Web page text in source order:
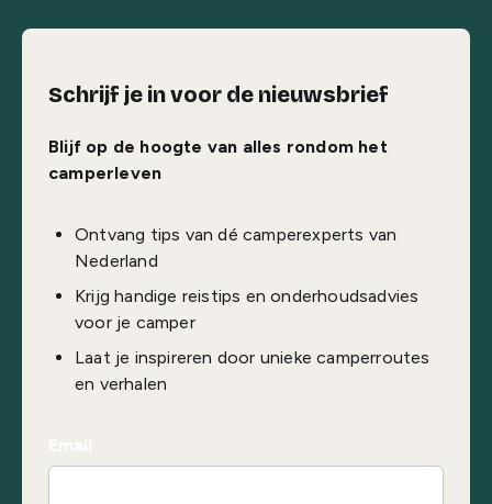
Schrijf je in voor de nieuwsbrief
Blijf op de hoogte van alles rondom het
camperleven
Ontvang tips van dé camperexperts van
Nederland
Krijg handige reistips en onderhoudsadvies
voor je camper
Laat je inspireren door unieke camperroutes
en verhalen